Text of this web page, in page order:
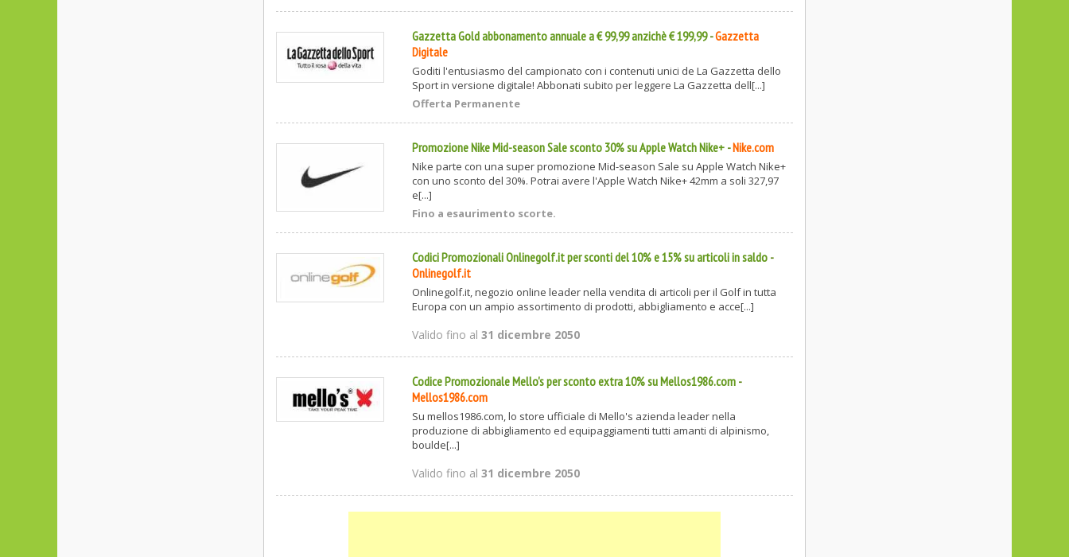
Gazzetta Gold abbonamento annuale a € 99,99 anzichè € 199,99-Gazzetta
Digitale
Goditi l'entusiasmo del campionato con i contenuti unici de La Gazzetta dello
Sport in versione digitale! Abbonati subito per leggere La Gazzetta dell[...]
Offerta Permanente
Promozione Nike Mid-season Sale sconto 30% su Apple Watch Nike+ -Nike.com
Nike parte con una super promozione Mid-season Sale su Apple Watch Nike+
con uno sconto del 30%. Potrai avere l'Apple Watch Nike+ 42mm a soli 327,97
e[...]
Fino a esaurimento scorte.
Codici Promozionali Onlinegolf.it per sconti del 10% e 15% su articoli in saldo -
Onlinegolf.it
Onlinegolf.it, negozio online leader nella vendita di articoli per il Golf in tutta
Europa con un ampio assortimento di prodotti, abbigliamento e acce[...]
Valido fino al31 dicembre 2050
Codice Promozionale Mello's per sconto extra 10% su Mellos1986.com -
Mellos1986.com
Su mellos1986.com, lo store ufficiale di Mello's azienda leader nella
produzione di abbigliamento ed equipaggiamenti tutti amanti di alpinismo,
boulde[...]
Valido fino al31 dicembre 2050